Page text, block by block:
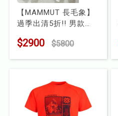
【MAMMUT 長毛象】
過季出清5折!! 男款
型號 : MD400300
$2900 $5800